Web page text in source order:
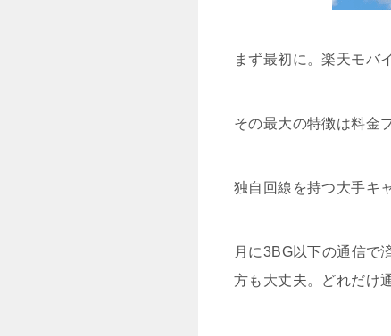
まず最初に。楽天モバ
その最大の特徴は料金
独自回線を持つ大手キ
月に3BG以下の通信で
方も大丈夫。どれだけ